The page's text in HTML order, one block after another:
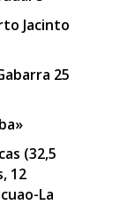
Jacinto
25
(32,5
12
La